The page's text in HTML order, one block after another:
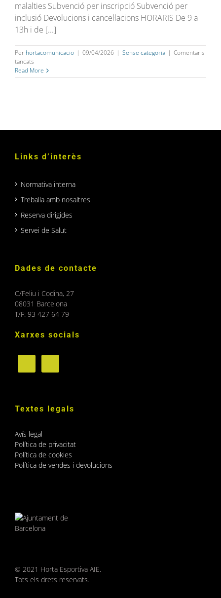
malalties Subvenció per inscripció Subvenció per
inclusió Devolucions i cancel·lacions HORARIS De 9 a
13h i de [...]
Per hortacomunicacio | 09/04/2026 | Sense categoria | Comentaris
tancats
Campus
Olímpia
Read More
Links d’interès
Normativa interna
Treballa amb nosaltres
Reserva dirigides
Servei de Salut
Dades de contacte
C/Feliu i Codina, 27
08031 Barcelona
T/F: 93 427 64 79
Xarxes socials
Textes legals
Avís legal
Política de privacitat
Política de cookies
Política de vendes i devolucions
© 2021 Horta Esportiva AIE.
Tots els drets reservats.